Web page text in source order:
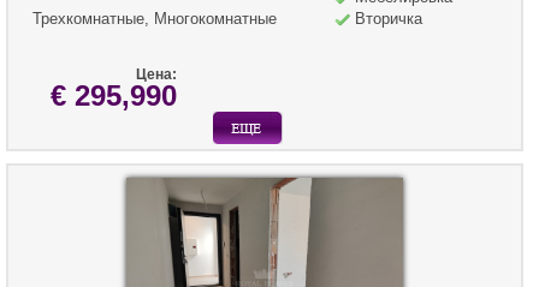
Трехкомнатные, Многокомнатные
Вторичка
Цена:
€ 295,990